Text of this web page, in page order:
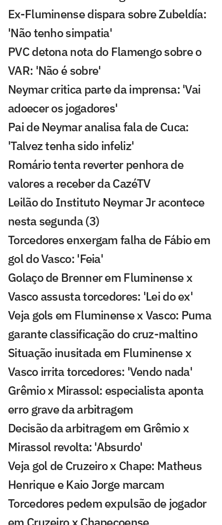
Ex-Fluminense dispara sobre Zubeldía:
'Não tenho simpatia'
PVC detona nota do Flamengo sobre o
VAR: 'Não é sobre'
Neymar critica parte da imprensa: 'Vai
adoecer os jogadores'
Pai de Neymar analisa fala de Cuca:
'Talvez tenha sido infeliz'
Romário tenta reverter penhora de
valores a receber da CazéTV
Leilão do Instituto Neymar Jr acontece
nesta segunda (3)
Torcedores enxergam falha de Fábio em
gol do Vasco: 'Feia'
Golaço de Brenner em Fluminense x
Vasco assusta torcedores: 'Lei do ex'
Veja gols em Fluminense x Vasco: Puma
garante classificação do cruz-maltino
Situação inusitada em Fluminense x
Vasco irrita torcedores: 'Vendo nada'
Grêmio x Mirassol: especialista aponta
erro grave da arbitragem
Decisão da arbitragem em Grêmio x
Mirassol revolta: 'Absurdo'
Veja gol de Cruzeiro x Chape: Matheus
Henrique e Kaio Jorge marcam
Torcedores pedem expulsão de jogador